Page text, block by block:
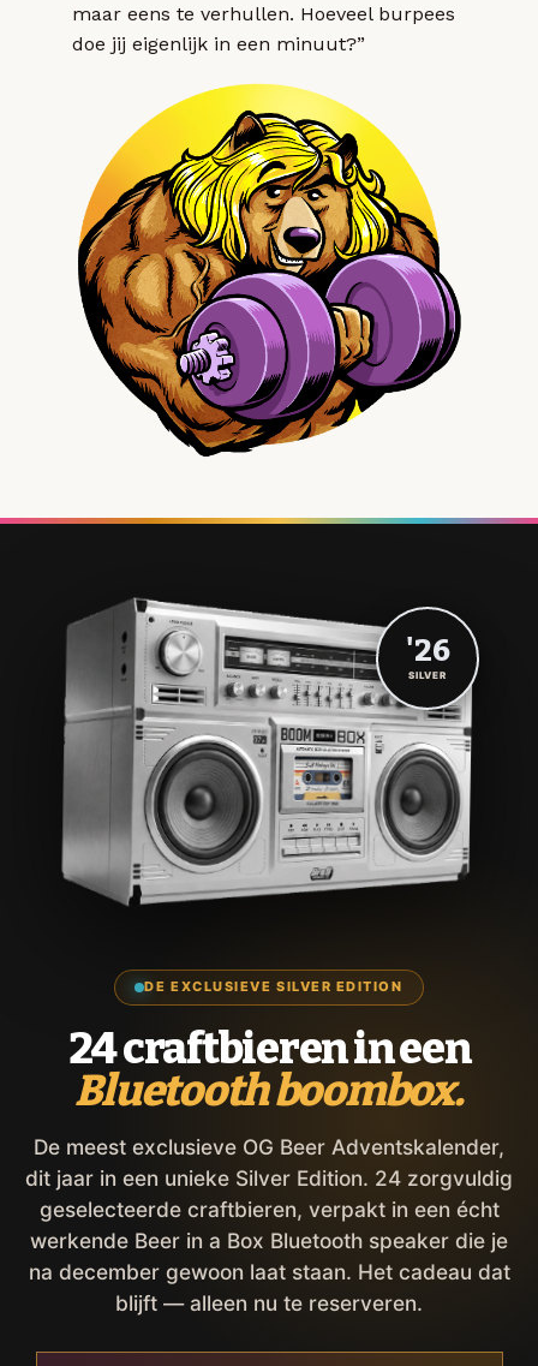
maar eens te verhullen. Hoeveel burpees
doe jij eigenlijk in een minuut?”
DE EXCLUSIEVE SILVER EDITION
24 craftbieren in een
Bluetooth boombox.
De meest exclusieve OG Beer Adventskalender,
dit jaar in een unieke Silver Edition. 24 zorgvuldig
geselecteerde craftbieren, verpakt in een écht
werkende Beer in a Box Bluetooth speaker die je
na december gewoon laat staan. Het cadeau dat
blijft — alleen nu te reserveren.
'26
SILVER